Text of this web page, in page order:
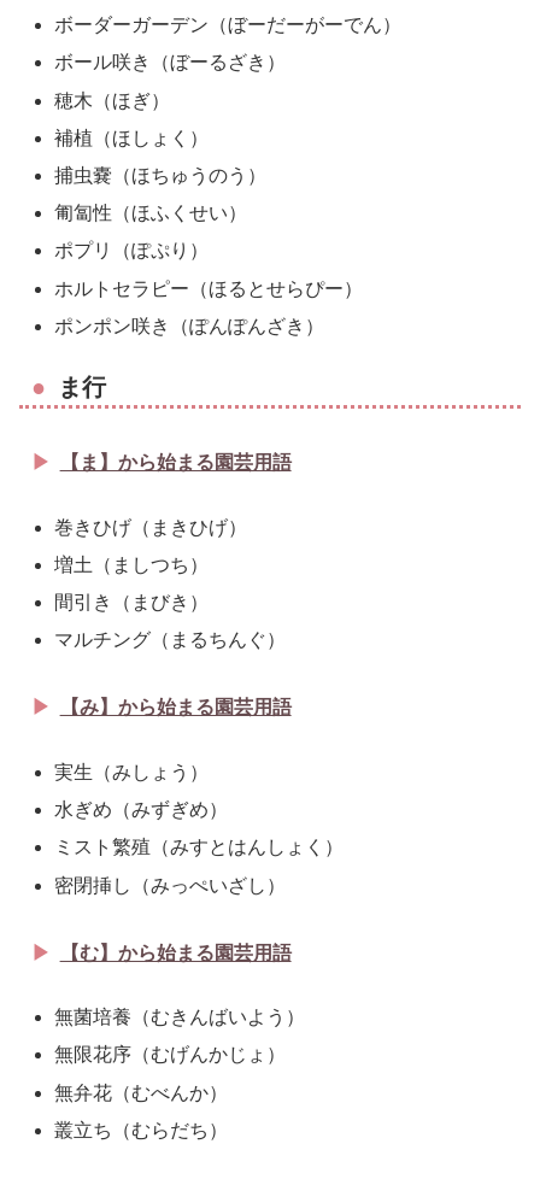
ボーダーガーデン（ぼーだーがーでん）
ボール咲き（ぼーるざき）
穂木（ほぎ）
補植（ほしょく）
捕虫嚢（ほちゅうのう）
匍匐性（ほふくせい）
ポプリ（ぽぷり）
ホルトセラピー（ほるとせらぴー）
ポンポン咲き（ぽんぽんざき）
ま行
【ま】から始まる園芸用語
巻きひげ（まきひげ）
増土（ましつち）
間引き（まびき）
マルチング（まるちんぐ）
【み】から始まる園芸用語
実生（みしょう）
水ぎめ（みずぎめ）
ミスト繁殖（みすとはんしょく）
密閉挿し（みっぺいざし）
【む】から始まる園芸用語
無菌培養（むきんばいよう）
無限花序（むげんかじょ）
無弁花（むべんか）
叢立ち（むらだち）